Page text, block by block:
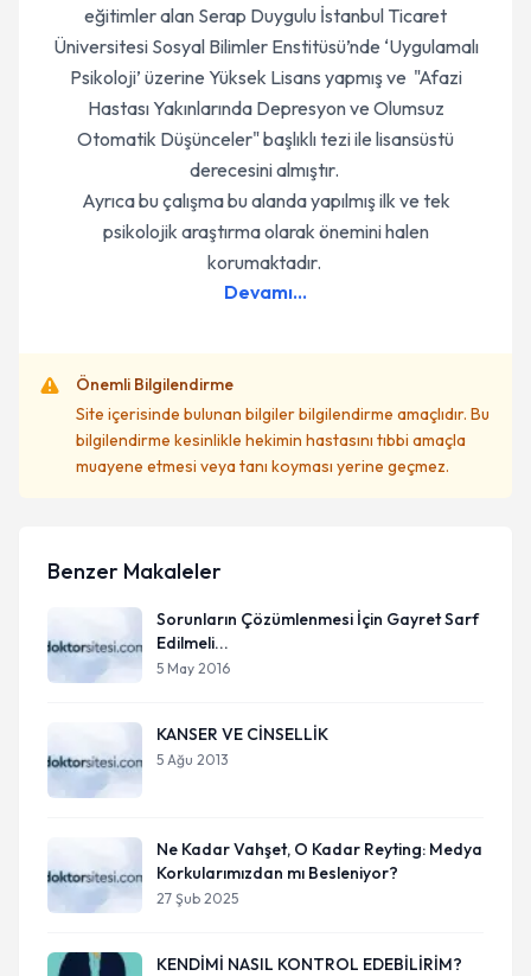
eğitimler alan Serap Duygulu İstanbul Ticaret
Üniversitesi Sosyal Bilimler Enstitüsü’nde ‘Uygulamalı
Psikoloji’ üzerine Yüksek Lisans yapmış ve "Afazi
Hastası Yakınlarında Depresyon ve Olumsuz
Otomatik Düşünceler" başlıklı tezi ile lisansüstü
derecesini almıştır.
Ayrıca bu çalışma bu alanda yapılmış ilk ve tek
psikolojik araştırma olarak önemini halen
korumaktadır.
Devamı...
Önemli Bilgilendirme
Site içerisinde bulunan bilgiler bilgilendirme amaçlıdır. Bu
bilgilendirme kesinlikle hekimin hastasını tıbbi amaçla
muayene etmesi veya tanı koyması yerine geçmez.
Benzer Makaleler
Sorunların Çözümlenmesi İçin Gayret Sarf
Edilmeli...
5 May 2016
KANSER VE CİNSELLİK
5 Ağu 2013
Ne Kadar Vahşet, O Kadar Reyting: Medya
Korkularımızdan mı Besleniyor?
27 Şub 2025
KENDİMİ NASIL KONTROL EDEBİLİRİM?